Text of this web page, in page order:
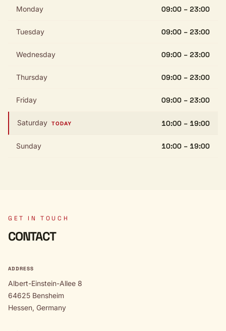
Monday 09:00 – 23:00
Tuesday 09:00 – 23:00
Wednesday 09:00 – 23:00
Thursday 09:00 – 23:00
Friday 09:00 – 23:00
Saturday TODAY 10:00 – 19:00
Sunday 10:00 – 19:00
GET IN TOUCH
CONTACT
ADDRESS
Albert-Einstein-Allee 8
64625 Bensheim
Hessen, Germany